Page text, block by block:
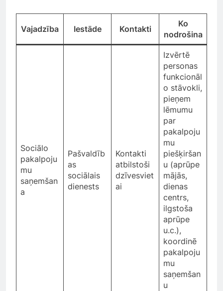
Vajadzība Iestāde Kontakti
Ko
nodrošina
Sociālo
pakalpoju
mu
saņemšan
a
Pašvaldīb
as
sociālais
dienests
Kontakti
atbilstoši
dzīvesviet
ai
Izvērtē
personas
funkcionāl
o stāvokli,
pieņem
lēmumu
par
pakalpoju
mu
piešķiršan
u (aprūpe
mājās,
dienas
centrs,
ilgstoša
aprūpe
u.c.),
koordinē
pakalpoju
mu
saņemšan
u